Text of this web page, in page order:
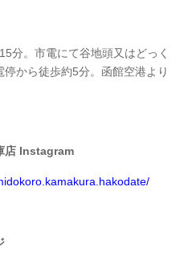
分。市電にて谷地頭又はどっく
から徒歩約5分。函館空港より
店 Instagram